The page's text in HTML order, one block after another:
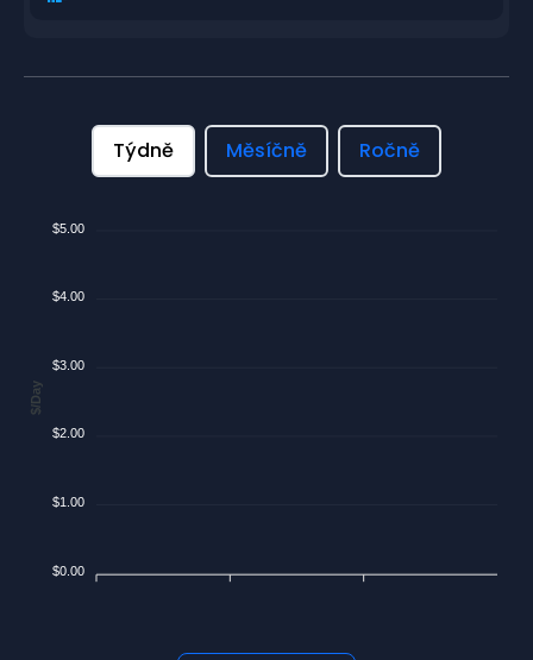
Týdně Měsíčně Ročně
$5.00
$4.00
$3.00
$2.00
$1.00
$0.00
$/Day